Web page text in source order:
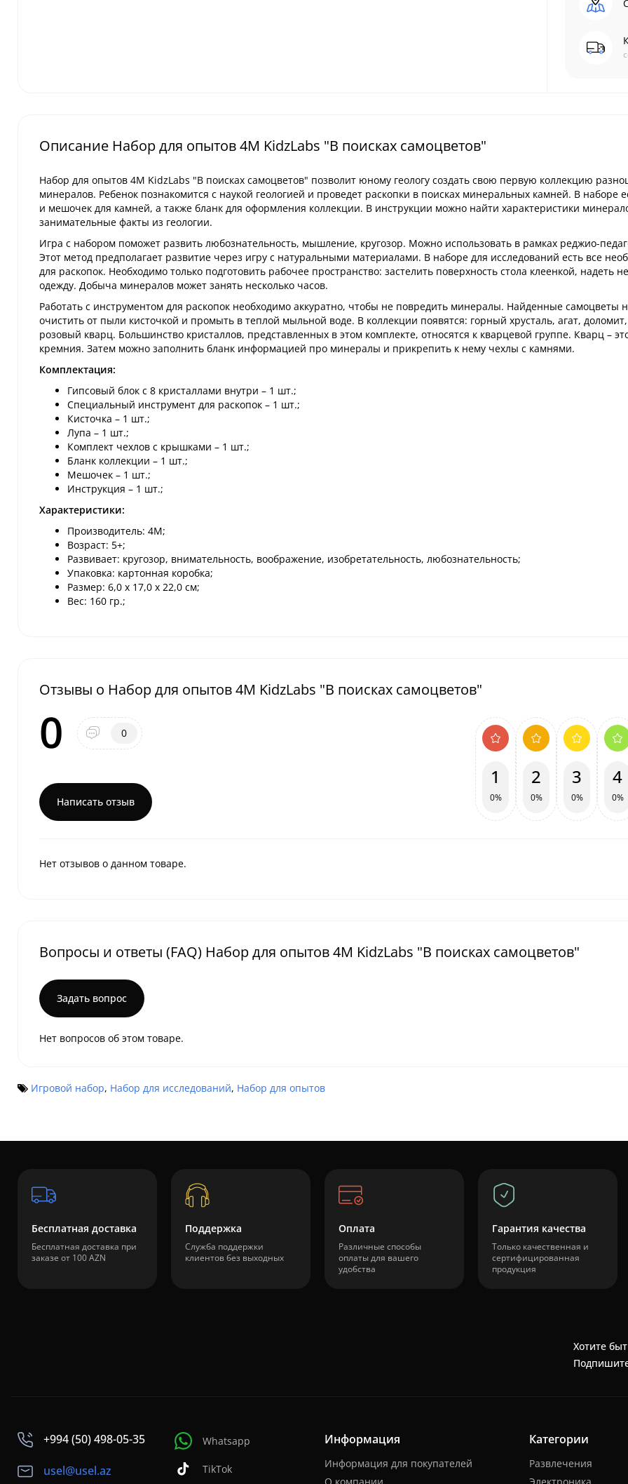
Описание Набор для опытов 4M KidzLabs "В поисках самоцветов"
Набор для опытов 4M KidzLabs "В поисках самоцветов" позволит юному геологу создать свою первую коллекцию
минералов. Ребенок познакомится с наукой геологией и проведет раскопки в поисках минеральных камней. В наборе
и мешочек для камней, а также бланк для оформления коллекции. В инструкции можно найти характеристики
занимательные факты из геологии.
Игра с набором поможет развить любознательность, мышление, кругозор. Можно использовать в рамках реджио-
Этот метод предполагает развитие через игру с натуральными материалами. В наборе для исследований есть все
для раскопок. Необходимо только подготовить рабочее пространство: застелить поверхность стола клеенкой, надеть
одежду. Добыча минералов может занять несколько часов.
Работать с инструментом для раскопок необходимо аккуратно, чтобы не повредить минералы. Найденные самоцветы
очистить от пыли кисточкой и промыть в теплой мыльной воде. В коллекции появятся: горный хрусталь, агат,
розовый кварц. Большинство кристаллов, представленных в этом комплекте, относятся к кварцевой группе. Кварц –
кремния. Затем можно заполнить бланк информацией про минералы и прикрепить к нему чехлы с камнями.
Комплектация:
Гипсовый блок с 8 кристаллами внутри – 1 шт.;
Специальный инструмент для раскопок – 1 шт.;
Кисточка – 1 шт.;
Лупа – 1 шт.;
Комплект чехлов с крышками – 1 шт.;
Бланк коллекции – 1 шт.;
Мешочек – 1 шт.;
Инструкция – 1 шт.;
Характеристики:
Производитель: 4М;
Возраст: 5+;
Развивает: кругозор, внимательность, воображение, изобретательность, любознательность;
Упаковка: картонная коробка;
Размер: 6,0 х 17,0 х 22,0 см;
Вес: 160 гр.;
Отзывы о Набор для опытов 4M KidzLabs "В поисках самоцветов"
0 0
Написать отзыв
1
0%
2
0%
3
0%
4
0%
Нет отзывов о данном товаре.
Вопросы и ответы (FAQ) Набор для опытов 4M KidzLabs "В поисках самоцветов"
Задать вопрос
Нет вопросов об этом товаре.
Игровой набор, Набор для исследований, Набор для опытов
Бесплатная доставка
Бесплатная доставка при
заказе от 100 AZN
Поддержка
Служба поддержки
клиентов без выходных
Оплата
Различные способы
оплаты для вашего
удобства
Гарантия качества
Только качественная и
сертифицированная
продукция
Хотите
+994 (50) 498-05-35
usel@usel.az
Whatsapp
TikTok
Информация
Информация для покупателей
Категории
Развлечения